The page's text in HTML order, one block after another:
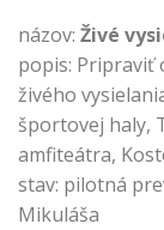
názov: Živé
popis:
živého
športovej haly,
amfiteátra,
stav: pilotná
Mikuláša